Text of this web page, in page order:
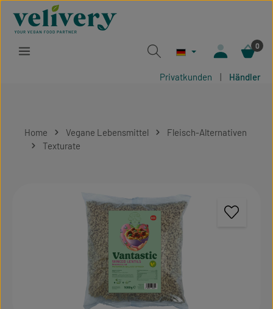
Zum Hauptinhalt springen
0
Privatkunden | Händler
Home Vegane Lebensmittel
Fleisch-Alternativen
Texturate